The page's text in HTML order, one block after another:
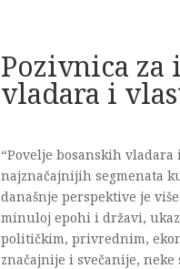
Pozivnica za
vladara i
“Povelje bosanskih
najznačajnijih segmenata
današnje perspektive je
minuloj epohi i državi,
političkim, privrednim,
značajnije i svečanije,